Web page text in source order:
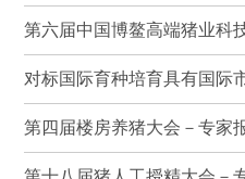
第六届中国博鳌高端猪业科
第四届楼房养猪大会－专家